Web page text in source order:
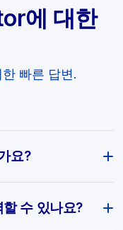
에 대한
빠른 답변.
요?
수 있나요?